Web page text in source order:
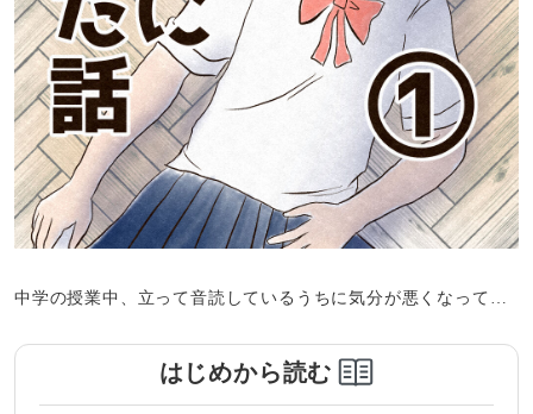
中学の授業中、立って音読しているうちに気分が悪くなって…
はじめから読む